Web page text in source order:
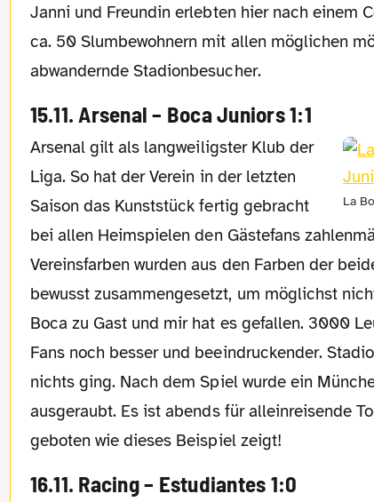
Janni und Freundin erlebten hier nach einem
ca. 50 Slumbewohnern mit allen möglichen
abwandernde Stadionbesucher.
15.11. Arsenal – Boca Juniors 1:1
La
Arsenal gilt als langweiligster Klub der
Liga. So hat der Verein in der letzten
Saison das Kunststück fertig gebracht
bei allen Heimspielen den Gästefans
Vereinsfarben wurden aus den Farben der
bewusst zusammengesetzt, um möglichst
Boca zu Gast und mir hat es gefallen. 3000
Fans noch besser und beeindruckender.
nichts ging. Nach dem Spiel wurde ein
ausgeraubt. Es ist abends für alleinreisende
geboten wie dieses Beispiel zeigt!
16.11. Racing – Estudiantes 1:0